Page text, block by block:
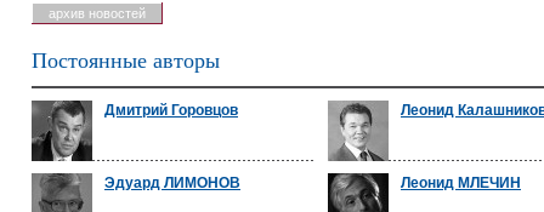
архив новостей
Постоянные авторы
Дмитрий Горовцов Леонид
Эдуард ЛИМОНОВ Леонид МЛЕЧИН